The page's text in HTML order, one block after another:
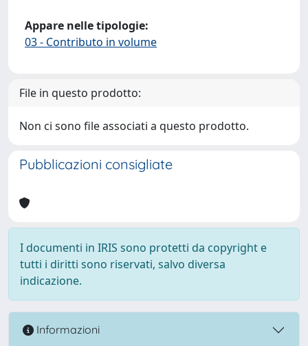
Appare nelle tipologie:
03 - Contributo in volume
File in questo prodotto:
Non ci sono file associati a questo prodotto.
Pubblicazioni consigliate
I documenti in IRIS sono protetti da copyright e
tutti i diritti sono riservati, salvo diversa
indicazione.
Informazioni